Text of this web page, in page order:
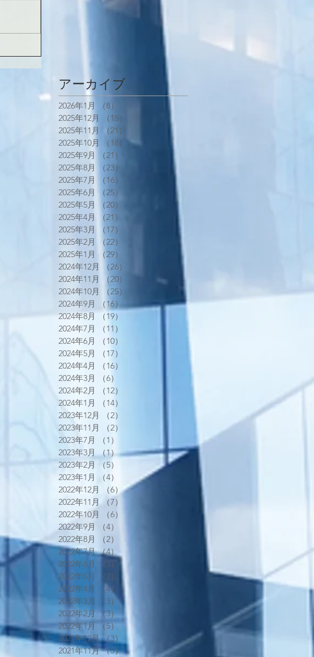
アーカイブ
2026年1月 （8）
2025年12月
（15）
2025年11月
（21）
2025年10月
（18）
18件の記事
2025年9月
（21）
2025年8月
（23）
2025年7月
（16）
2025年6月
（25）
2025年5月
（20）
2025年4月
（21）
2025年3月
（17）
2025年2月
（22）
2025年1月
（29）
2024年12月
（26）
2024年11月
（20）
20件の記事
2024年10月
（25）
2024年9月
（16）
16件の記事
2024年8月
（19）
2024年7月
（11）
2024年6月
（10）
2024年5月
（17）
2024年4月
（16）
2024年3月
（6）
2024年2月
（12）
2024年1月
（14）
2023年12月
（2）
2023年11月
（2）
2023年7月
（1）
2023年3月
（1）1件の記事
2023年2月
（5）
2023年1月
（4）
4件の記事
2022年12月
（6）6件の記事
2022年11月
（7）
2022年10月
（6）
2022年9月
（4）
2022年8月
（2）
2022年7月 （4）
2022年6月
（3）
3件の記事
2022年5月
（2）
2022年4月
（4）
4件の記事
2022年3月
（3）3件の記事
2022年2月 （3）3件の記事
2022年1月
（5）
5件の記事
2021年12月 （3）
3件の記事
2021年11月 （5）5件の記事